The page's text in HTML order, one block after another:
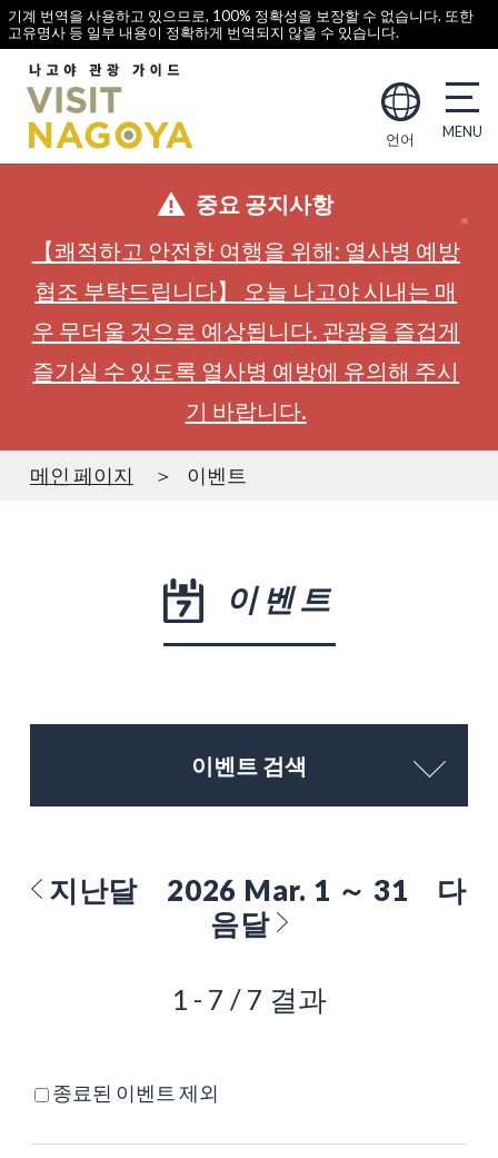
기계 번역을 사용하고 있으므로, 100% 정확성을 보장할 수 없습니다. 또한
고유명사 등 일부 내용이 정확하게 번역되지 않을 수 있습니다.
언어
중요 공지사항
【쾌적하고 안전한 여행을 위해: 열사병 예방
협조 부탁드립니다】 오늘 나고야 시내는 매
우 무더울 것으로 예상됩니다. 관광을 즐겁게
즐기실 수 있도록 열사병 예방에 유의해 주시
기 바랍니다.
메인 페이지 이벤트
이벤트
이벤트 검색
지난달 2026 Mar. 1 ～ 31
다
음달
1 - 7 / 7 결과
종료된 이벤트 제외